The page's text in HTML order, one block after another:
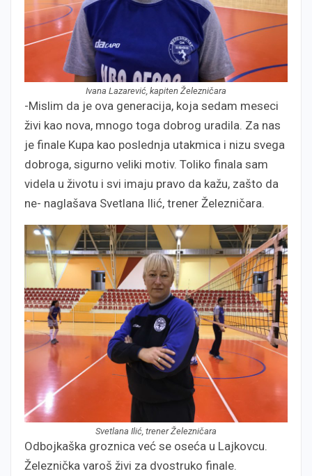
Ivana Lazarević, kapiten Železničara
-Mislim da je ova generacija, koja sedam meseci
živi kao nova, mnogo toga dobrog uradila. Za nas
je finale Kupa kao poslednja utakmica i nizu svega
dobroga, sigurno veliki motiv. Toliko finala sam
videla u životu i svi imaju pravo da kažu, zašto da
ne- naglašava Svetlana Ilić, trener Železničara.
Svetlana Ilić, trener Železničara
Odbojkaška groznica već se oseća u Lajkovcu.
Železnička varoš živi za dvostruko finale.